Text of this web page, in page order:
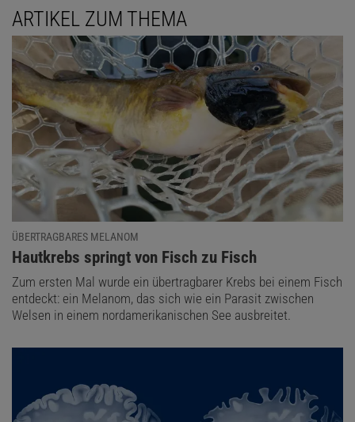
ARTIKEL ZUM THEMA
ÜBERTRAGBARES MELANOM
:
Hautkrebs springt von Fisch zu Fisch
Zum ersten Mal wurde ein übertragbarer Krebs bei einem Fisch
entdeckt: ein Melanom, das sich wie ein Parasit zwischen
Welsen in einem nordamerikanischen See ausbreitet.